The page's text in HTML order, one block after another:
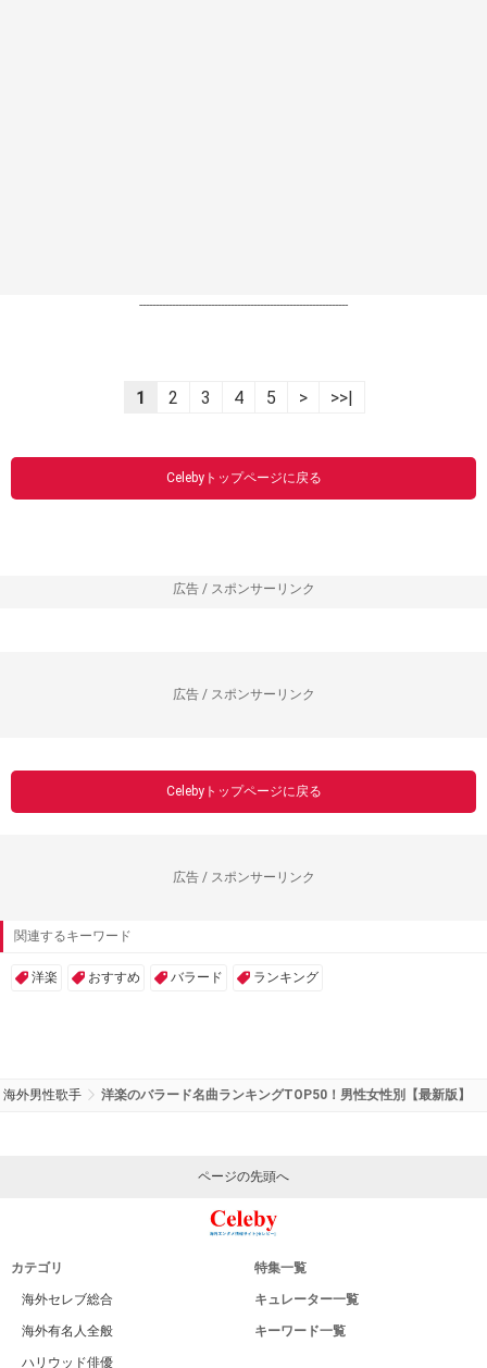
----------------------------------------------------------------
1 2 3 4 5 > >>|
Celebyトップページに戻る
広告 / スポンサーリンク
広告 / スポンサーリンク
Celebyトップページに戻る
広告 / スポンサーリンク
関連するキーワード
洋楽 おすすめ バラード ランキング
海外男性歌手 洋楽のバラード名曲ランキングTOP50！男性女性別【最新版】
ページの先頭へ
カテゴリ
海外セレブ総合
海外有名人全般
ハリウッド俳優
特集一覧
キュレーター一覧
キーワード一覧